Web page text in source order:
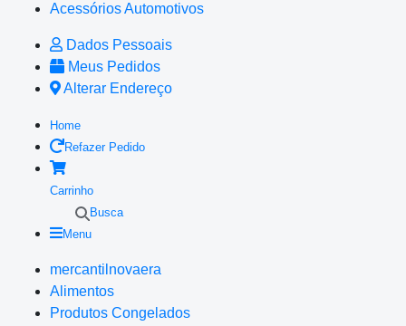
Acessórios Automotivos
Dados Pessoais
Meus Pedidos
Alterar Endereço
Home
Refazer Pedido
Carrinho
Busca
Menu
mercantilnovaera
Alimentos
Produtos Congelados